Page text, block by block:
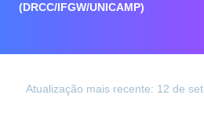
(DRCC/IFGW/UNICAMP)
Atualização mais recente: 12 de